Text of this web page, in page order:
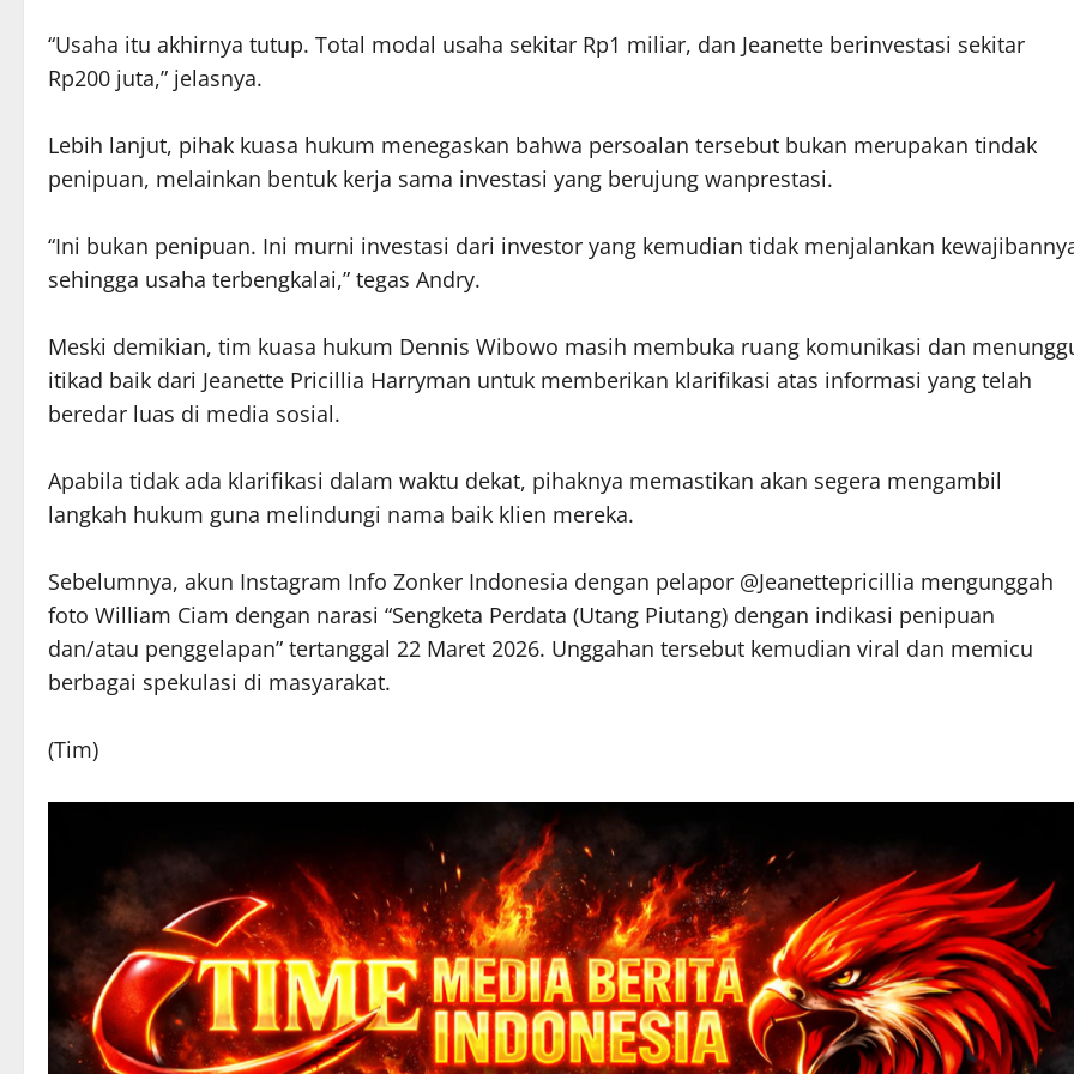
“Usaha itu akhirnya tutup. Total modal usaha sekitar Rp1 miliar, dan Jeanette berinvestasi sekitar
Rp200 juta,” jelasnya.
Lebih lanjut, pihak kuasa hukum menegaskan bahwa persoalan tersebut bukan merupakan tindak
penipuan, melainkan bentuk kerja sama investasi yang berujung wanprestasi.
“Ini bukan penipuan. Ini murni investasi dari investor yang kemudian tidak menjalankan
sehingga usaha terbengkalai,” tegas Andry.
Meski demikian, tim kuasa hukum Dennis Wibowo masih membuka ruang komunikasi dan
itikad baik dari Jeanette Pricillia Harryman untuk memberikan klarifikasi atas informasi yang telah
beredar luas di media sosial.
Apabila tidak ada klarifikasi dalam waktu dekat, pihaknya memastikan akan segera mengambil
langkah hukum guna melindungi nama baik klien mereka.
Sebelumnya, akun Instagram Info Zonker Indonesia dengan pelapor @Jeanettepricillia mengunggah
foto William Ciam dengan narasi “Sengketa Perdata (Utang Piutang) dengan indikasi penipuan
dan/atau penggelapan” tertanggal 22 Maret 2026. Unggahan tersebut kemudian viral dan memicu
berbagai spekulasi di masyarakat.
(Tim)